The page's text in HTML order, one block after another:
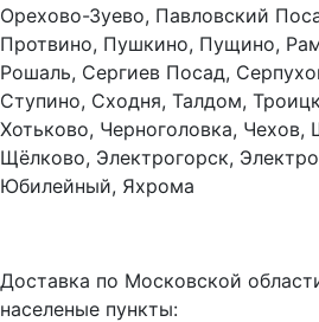
Орехово-Зуево, Павловский
Протвино, Пушкино, Пущино,
Рошаль, Сергиев Посад,
Ступино, Сходня, Талдом,
Хотьково, Черноголовка,
Щёлково, Электрогорск,
Юбилейный, Яхрома
Доставка по Московской
населеные пункты: